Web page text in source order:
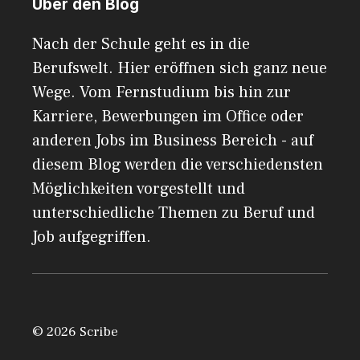
Über den Blog
Nach der Schule geht es in die
Berufswelt. Hier eröffnen sich ganz neue
Wege. Vom Fernstudium bis hin zur
Karriere, Bewerbungen im Office oder
anderen Jobs im Business Bereich - auf
diesem Blog werden die verschiedensten
Möglichkeiten vorgestellt und
unterschiedliche Themen zu Beruf und
Job aufgegriffen.
© 2026 Scribe